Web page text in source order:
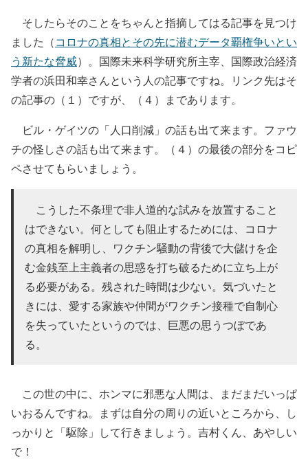
そしたらそのことをちゃんと指摘してはる記事を見つけ
ました（コロナの真相とその先に潜むデータ覇権争いとい
う新たな脅威）。国際未来科学研究所主宰、国際政治経済
学者の浜田和幸さんという人の記事ですね。リンク先はそ
の記事の（１）ですが、（４）まであります。
ビル・ゲイツの「人口削減」の話も出て来ます。ファウ
チの怪しさの話も出て来ます。（４）の最後の部分をコピ
ペさせてもらいましょう。
こうした不条理で非人道的な試みを放置すること
はできない。何としても阻止するためには、コロナ
の真相を解明し、ワクチン騒動の背後で大儲けを企
む金銭至上主義者の思惑を打ち破るために立ち上が
る必要がある。残された時間は少ない。気づいたと
きには、愛する家族や仲間がワクチン接種で自制心
を失っていたというのでは、巨悪の思うつぼであ
る。
この世の中に、ホンマに邪悪な人間は、まだまだいっぱ
いおるんですね。まずは自分の周りの近いところから、し
っかりと「駆除」して行きましょう。吉村くん、あやしい
で！